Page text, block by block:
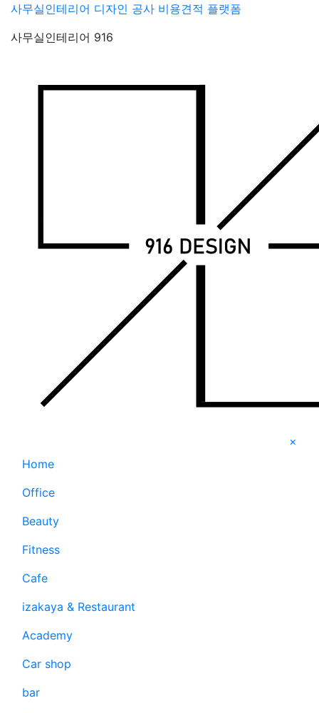
Skip
content
사무실인테리어 디자인 공사 비용견적 플랫폼
사무실인테리어 916
×
Home
Office
Beauty
Fitness
Cafe
izakaya & Restaurant
Academy
Car shop
bar